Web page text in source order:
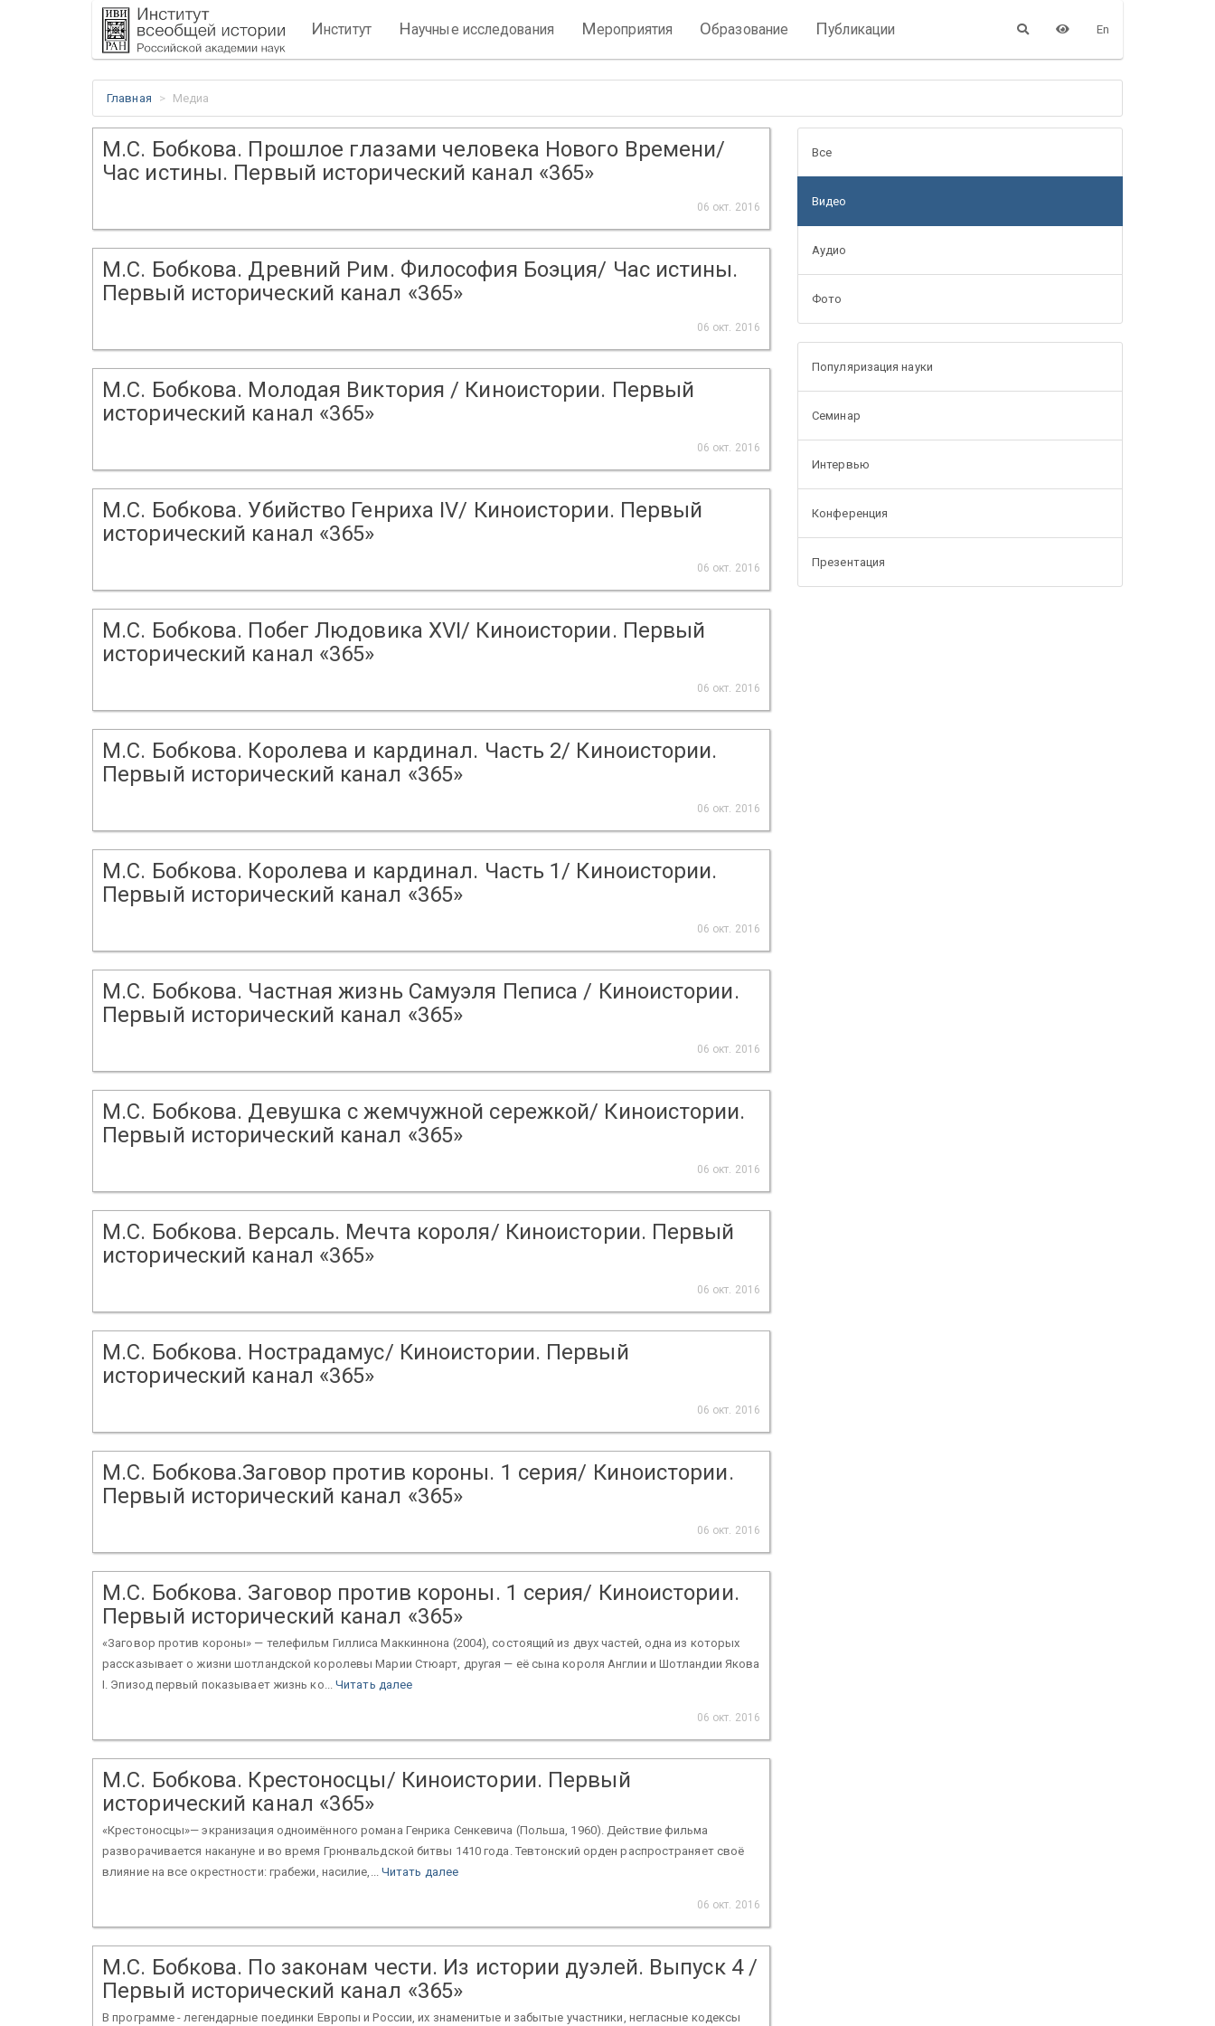
Институт Научные исследования Мероприятия Образование Публикации En
Главная Медиа
М.С. Бобкова. Прошлое глазами человека Нового Времени/
Час истины. Первый исторический канал «365»
06 окт. 2016
М.С. Бобкова. Древний Рим. Философия Боэция/ Час истины.
Первый исторический канал «365»
06 окт. 2016
М.С. Бобкова. Молодая Виктория / Киноистории. Первый
исторический канал «365»
06 окт. 2016
М.С. Бобкова. Убийство Генриха IV/ Киноистории. Первый
исторический канал «365»
06 окт. 2016
М.С. Бобкова. Побег Людовика XVI/ Киноистории. Первый
исторический канал «365»
06 окт. 2016
М.С. Бобкова. Королева и кардинал. Часть 2/ Киноистории.
Первый исторический канал «365»
06 окт. 2016
М.С. Бобкова. Королева и кардинал. Часть 1/ Киноистории.
Первый исторический канал «365»
06 окт. 2016
М.С. Бобкова. Частная жизнь Самуэля Пеписа / Киноистории.
Первый исторический канал «365»
06 окт. 2016
М.С. Бобкова. Девушка с жемчужной сережкой/ Киноистории.
Первый исторический канал «365»
06 окт. 2016
М.С. Бобкова. Версаль. Мечта короля/ Киноистории. Первый
исторический канал «365»
06 окт. 2016
М.С. Бобкова. Нострадамус/ Киноистории. Первый
исторический канал «365»
06 окт. 2016
М.С. Бобкова.Заговор против короны. 1 серия/ Киноистории.
Первый исторический канал «365»
06 окт. 2016
М.С. Бобкова. Заговор против короны. 1 серия/ Киноистории.
Первый исторический канал «365»
«Заговор против короны» — телефильм Гиллиса Маккиннона (2004), состоящий из двух частей, одна из которых
рассказывает о жизни шотландской королевы Марии Стюарт, другая — её сына короля Англии и Шотландии Якова
I. Эпизод первый показывает жизнь ко... Читать далее
06 окт. 2016
М.С. Бобкова. Крестоносцы/ Киноистории. Первый
исторический канал «365»
«Крестоносцы»— экранизация одноимённого романа Генрика Сенкевича (Польша, 1960). Действие фильма
разворачивается накануне и во время Грюнвальдской битвы 1410 года. Тевтонский орден распространяет своё
влияние на все окрестности: грабежи, насилие,... Читать далее
06 окт. 2016
М.С. Бобкова. По законам чести. Из истории дуэлей. Выпуск 4 /
Первый исторический канал «365»
В программе - легендарные поединки Европы и России, их знаменитые и забытые участники, негласные кодексы
Все
Видео
Аудио
Фото
Популяризация науки
Cеминар
Интервью
Конференция
Презентация